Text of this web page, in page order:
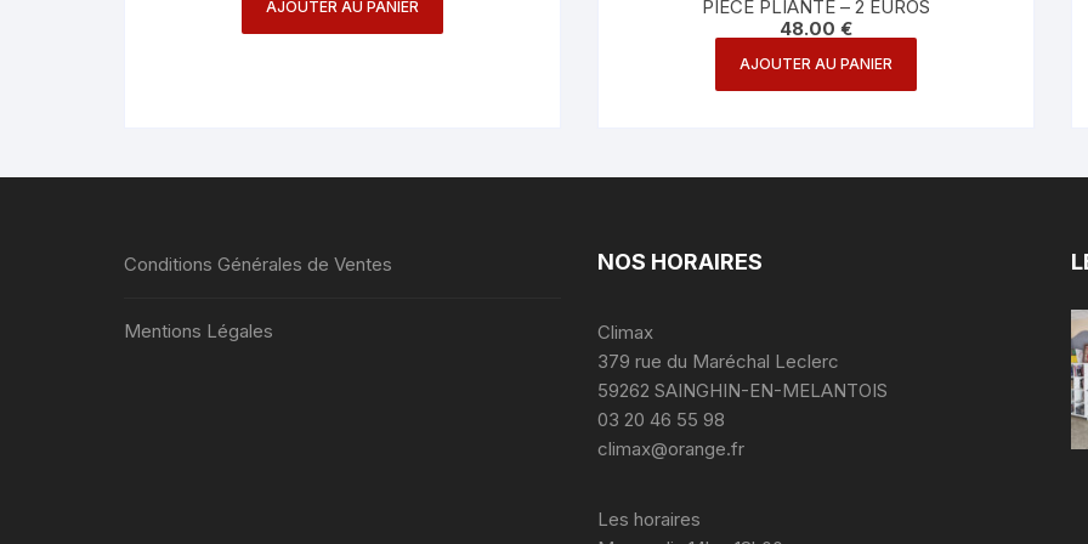
AJOUTER AU PANIER
PIECE PLIANTE – 2 EUROS
48.00 €
AJOUTER AU PANIER
Conditions Générales de Ventes
Mentions Légales
NOS HORAIRES
Climax
379 rue du Maréchal Leclerc
59262 SAINGHIN-EN-MELANTOIS
03 20 46 55 98
climax@orange.fr
Les horaires